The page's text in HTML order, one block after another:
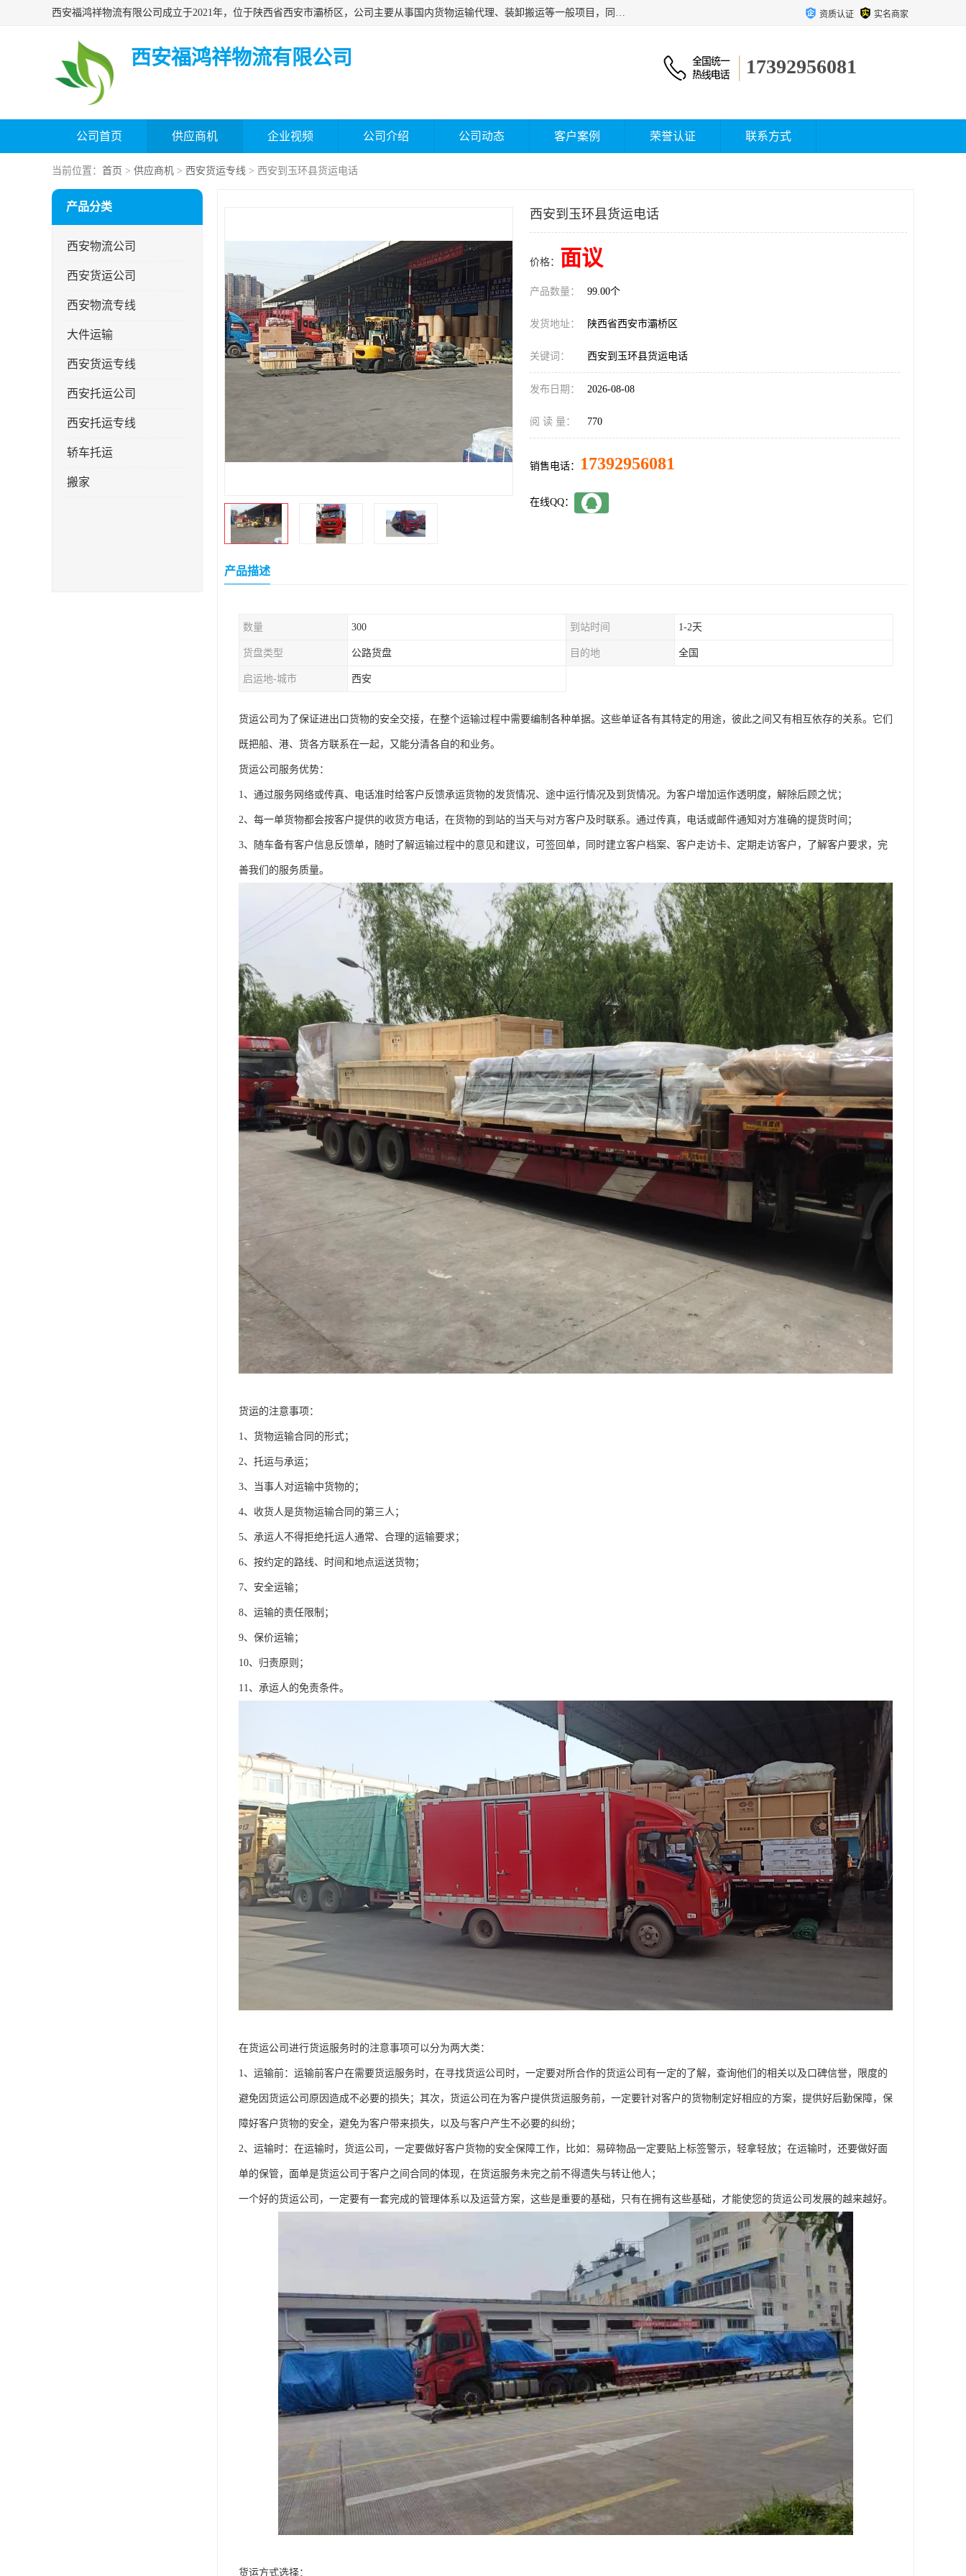
西安福鸿祥物流有限公司成立于2021年，位于陕西省西安市灞桥区，公司主要从事国内货物运输代理、装卸搬运等一般项目，同时具备道路货物运输（不含危险货物）的许可资质。凭借专业的物流服务和*的运输能力，公司致力于为客户提供安全、可靠的物流解决方案，满足多样化的运输需求，助力企业*运营。 资质认证 实名商家
西安福鸿祥物流有限公司 17392956081
公司首页 供应商机 企业视频 公司介绍 公司动态 客户案例 荣誉认证 联系方式
当前位置： 首页 > 供应商机 > 西安货运专线 > 西安到玉环县货运电话
产品分类
西安物流公司
西安货运公司
西安物流专线
大件运输
西安货运专线
西安托运公司
西安托运专线
轿车托运
搬家
西安到玉环县货运电话
价格： 面议
产品数量： 99.00个
发货地址： 陕西省西安市灞桥区
关键词： 西安到玉环县货运电话
发布日期： 2026-08-08
阅 读 量： 770
销售电话： 17392956081
在线QQ：
产品描述
数量 300 到站时间 1-2天
货盘类型 公路货盘 目的地 全国
启运地-城市 西安
货运公司为了保证进出口货物的安全交接，在整个运输过程中需要编制各种单据。这些单证各有其特定的用途，彼此之间又有相互依存的关系。它们
既把船、港、货各方联系在一起，又能分清各自的和业务。
货运公司服务优势：
1、通过服务网络或传真、电话准时给客户反馈承运货物的发货情况、途中运行情况及到货情况。为客户增加运作透明度，解除后顾之忧；
2、每一单货物都会按客户提供的收货方电话，在货物的到站的当天与对方客户及时联系。通过传真，电话或邮件通知对方准确的提货时间；
3、随车备有客户信息反馈单，随时了解运输过程中的意见和建议，可签回单，同时建立客户档案、客户走访卡、定期走访客户，了解客户要求，完
善我们的服务质量。
货运的注意事项：
1、货物运输合同的形式；
2、托运与承运；
3、当事人对运输中货物的；
4、收货人是货物运输合同的第三人；
5、承运人不得拒绝托运人通常、合理的运输要求；
6、按约定的路线、时间和地点运送货物；
7、安全运输；
8、运输的责任限制；
9、保价运输；
10、归责原则；
11、承运人的免责条件。
在货运公司进行货运服务时的注意事项可以分为两大类：
1、运输前：运输前客户在需要货运服务时，在寻找货运公司时，一定要对所合作的货运公司有一定的了解，查询他们的相关以及口碑信誉，限度的
避免因货运公司原因造成不必要的损失；其次，货运公司在为客户提供货运服务前，一定要针对客户的货物制定好相应的方案，提供好后勤保障，保
障好客户货物的安全，避免为客户带来损失，以及与客户产生不必要的纠纷；
2、运输时：在运输时，货运公司，一定要做好客户货物的安全保障工作，比如：易碎物品一定要贴上标签警示，轻拿轻放；在运输时，还要做好面
单的保管，面单是货运公司于客户之间合同的体现，在货运服务未完之前不得遗失与转让他人；
一个好的货运公司，一定要有一套完成的管理体系以及运营方案，这些是重要的基础，只有在拥有这些基础，才能使您的货运公司发展的越来越好。
货运方式选择：